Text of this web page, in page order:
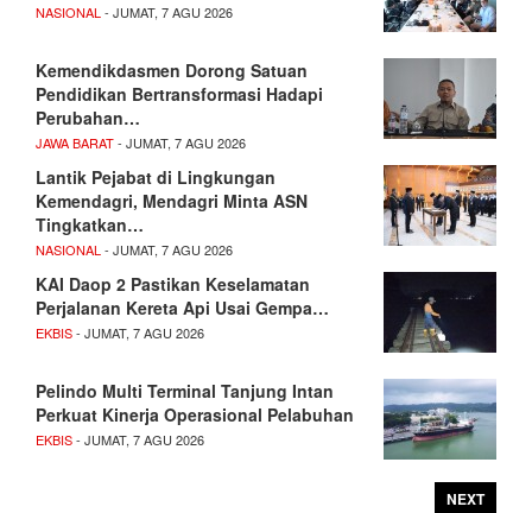
NASIONAL - JUMAT, 7 AGU 2026
Kemendikdasmen Dorong Satuan
Pendidikan Bertransformasi Hadapi
Perubahan…
JAWA BARAT- JUMAT, 7 AGU 2026
Lantik Pejabat di Lingkungan
Kemendagri, Mendagri Minta ASN
Tingkatkan…
NASIONAL - JUMAT, 7 AGU 2026
KAI Daop 2 Pastikan Keselamatan
Perjalanan Kereta Api Usai Gempa…
EKBIS- JUMAT, 7 AGU 2026
Pelindo Multi Terminal Tanjung Intan
Perkuat Kinerja Operasional Pelabuhan
EKBIS- JUMAT, 7 AGU 2026
NEXT